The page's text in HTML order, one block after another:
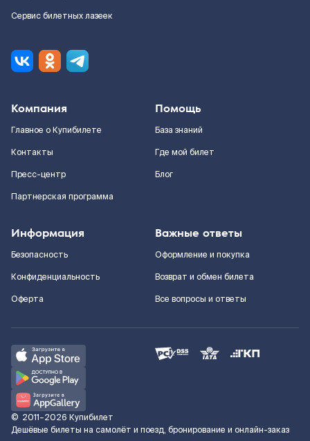
Сервис билетных лазеек
Компания
Главное о Купибилете
Контакты
Пресс-центр
Партнерская программа
Помощь
База знаний
Где мой билет
Блог
Информация
Безопасность
Конфиденциальность
Оферта
Важные ответы
Оформление и покупка
Возврат и обмен билета
Все вопросы и ответы
© 2011–2026 Купибилет
Дешёвые билеты на самолёт и поезд, бронирование и онлайн-заказ